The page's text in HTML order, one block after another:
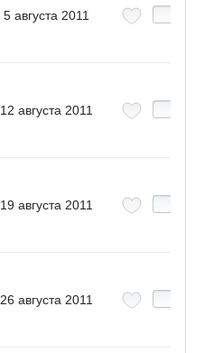
5 августа 2011
12 августа 2011
19 августа 2011
26 августа 2011